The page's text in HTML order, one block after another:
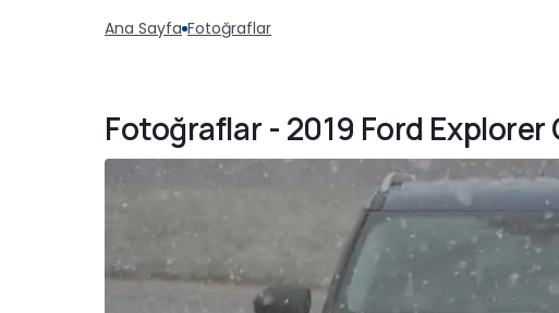
Ana Sayfa Fotoğraflar
Fotoğraflar - 2019 Ford Explorer